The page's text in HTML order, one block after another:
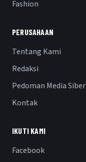
Fashion
PERUSAHAAN
Tentang Kami
Redaksi
Pedoman Media Siber
Kontak
IKUTI KAMI
Facebook